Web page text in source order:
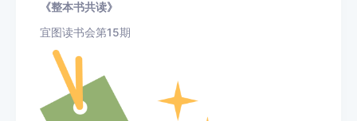
《整本书共读》
宜图读书会第15期